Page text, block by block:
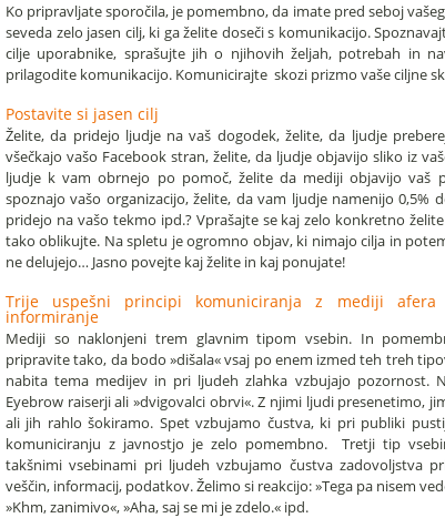
Ko pripravljate sporočila, je pomembno, da imate pred seboj
seveda zelo jasen cilj, ki ga želite doseči s komunikacijo.
cilje uporabnike, sprašujte jih o njihovih željah, potrebah in
prilagodite komunikacijo. Komunicirajte skozi prizmo vaše ciljne
Postavite si jasen cilj
Želite, da pridejo ljudje na vaš dogodek, želite, da ljudje
všečkajo vašo Facebook stran, želite, da ljudje objavijo sliko iz
ljudje k vam obrnejo po pomoč, želite da mediji objavijo vaš
spoznajo vašo organizacijo, želite, da vam ljudje namenijo 0,5%
pridejo na vašo tekmo ipd.? Vprašajte se kaj zelo konkretno
tako oblikujte. Na spletu je ogromno objav, ki nimajo cilja in
ne delujejo… Jasno povejte kaj želite in kaj ponujate!
Trije uspešni principi komuniciranja z mediji
informiranje
Mediji so naklonjeni trem glavnim tipom vsebin. In
pripravite tako, da bodo »dišala« vsaj po enem izmed teh treh
nabita tema medijev in pri ljudeh zlahka vzbujajo pozornost.
Eyebrow raiserji ali »dvigovalci obrvi«. Z njimi ljudi presenetimo,
ali jih rahlo šokiramo. Spet vzbujamo čustva, ki pri publiki
komuniciranju z javnostjo je zelo pomembno. Tretji tip
takšnimi vsebinami pri ljudeh vzbujamo čustva zadovoljstva
veščin, informacij, podatkov. Želimo si reakcijo: »Tega pa nisem
»Khm, zanimivo«, »Aha, saj se mi je zdelo.« ipd.